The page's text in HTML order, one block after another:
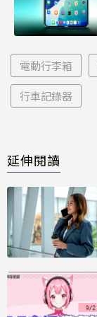
電動行李箱
行車記錄器
延伸閱讀